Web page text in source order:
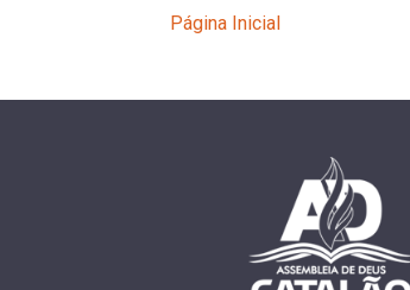
Página Inicial